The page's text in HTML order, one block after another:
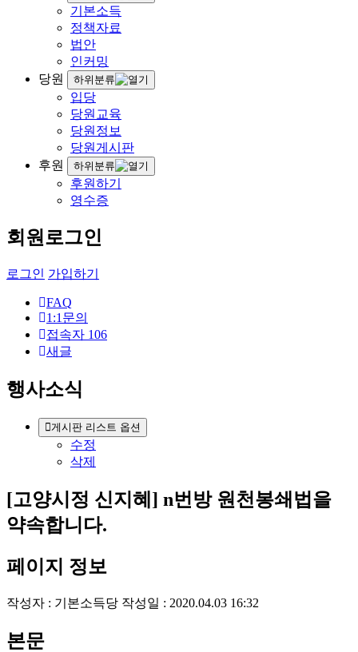
기본소득
정책자료
법안
인커밍
당원
하위분류
입당
당원교육
당원정보
당원게시판
후원
하위분류
후원하기
영수증
회원로그인
로그인 가입하기
FAQ
1:1문의
접속자 106
새글
행사소식
게시판 리스트 옵션
수정
삭제
[고양시정 신지혜] n번방 원천봉쇄법을
약속합니다.
페이지 정보
작성자 : 기본소득당 작성일 : 2020.04.03 16:32
본문